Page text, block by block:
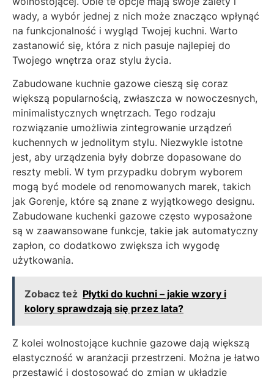
wady, a wybór jednej z nich może znacząco wpłynąć
na funkcjonalność i wygląd Twojej kuchni. Warto
zastanowić się, która z nich pasuje najlepiej do
Twojego wnętrza oraz stylu życia.
Zabudowane kuchnie gazowe cieszą się coraz
większą popularnością, zwłaszcza w nowoczesnych,
minimalistycznych wnętrzach. Tego rodzaju
rozwiązanie umożliwia zintegrowanie urządzeń
kuchennych w jednolitym stylu. Niezwykle istotne
jest, aby urządzenia były dobrze dopasowane do
reszty mebli. W tym przypadku dobrym wyborem
mogą być modele od renomowanych marek, takich
jak Gorenje, które są znane z wyjątkowego designu.
Zabudowane kuchenki gazowe często wyposażone
są w zaawansowane funkcje, takie jak automatyczny
zapłon, co dodatkowo zwiększa ich wygodę
użytkowania.
Zobacz też Płytki do kuchni – jakie wzory i
kolory sprawdzają się przez lata?
Z kolei wolnostojące kuchnie gazowe dają większą
elastyczność w aranżacji przestrzeni. Można je łatwo
przestawić i dostosować do zmian w układzie